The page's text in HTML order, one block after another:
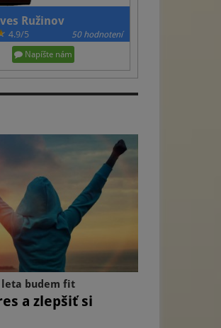
Ružinov
4.9/5
50 hodnotení
Napíšte nám
leta budem fit
a zlepšiť si